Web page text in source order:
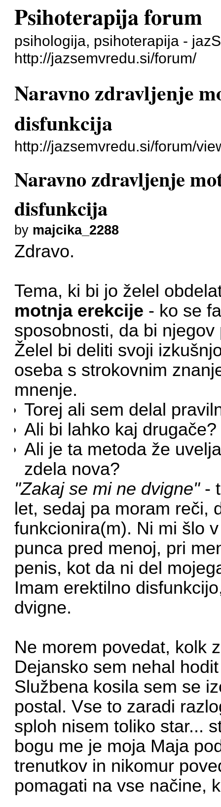
Psihoterapija forum
psihologija, psihoterapija -
http://jazsemvredu.si/forum/
Naravno zdravljenje
disfunkcija
http://jazsemvredu.si/forum/
Naravno zdravljenje
disfunkcija
by majcika_2288
Zdravo.
Tema, ki bi jo želel
motnja erekcije - ko se
sposobnosti, da bi
Želel bi deliti svoji
oseba s strokovnim
mnenje.
Torej ali sem delal
Ali bi lahko kaj drugače?
Ali je ta metoda že
zdela nova?
"Zakaj se mi ne dvigne"-
let, sedaj pa moram reči,
funkcionira(m). Ni mi šlo
punca pred menoj, pri
penis, kot da ni del
Imam erektilno
dvigne.
Ne morem povedat, kolk
Dejansko sem nehal
Službena kosila sem se
postal. Vse to zaradi
sploh nisem toliko star...
bogu me je moja Maja
trenutkov in nikomur
pomagati na vse načine,